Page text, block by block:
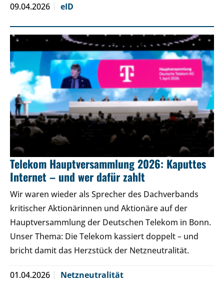
09.04.2026 eID
Telekom Hauptversammlung 2026: Kaputtes
Internet – und wer dafür zahlt
Wir waren wieder als Sprecher des Dachverbands
kritischer Aktionärinnen und Aktionäre auf der
Hauptversammlung der Deutschen Telekom in Bonn.
Unser Thema: Die Telekom kassiert doppelt – und
bricht damit das Herzstück der Netzneutralität.
01.04.2026 Netzneutralität